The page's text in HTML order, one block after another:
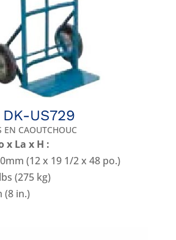
DK-US729
EN CAOUTCHOUC
x La x H :
(12 x 19 1/2 x 48 po.)
(275 kg)
(8 in.)